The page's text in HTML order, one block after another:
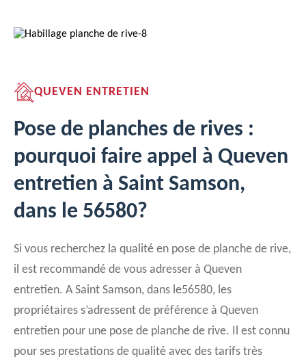
QUEVEN ENTRETIEN
Pose de planches de rives :
pourquoi faire appel à Queven
entretien à Saint Samson,
dans le 56580?
Si vous recherchez la qualité en pose de planche de rive,
il est recommandé de vous adresser à Queven
entretien. A Saint Samson, dans le56580, les
propriétaires s’adressent de préférence à Queven
entretien pour une pose de planche de rive. Il est connu
pour ses prestations de qualité avec des tarifs très